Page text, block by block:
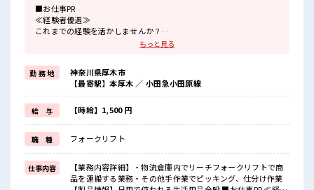
■お仕事PR
≪経験者優遇≫
これまでの経験を活かしませんか？
≪時間にメリハリを≫
残業はほとんどナシ！
場合によってはお願いすることもあります♪
≪髪色自由で自分らしく働く≫
明るすぎたり奇抜でなければ基本的に自由！
(規定有)≪自分に向いている仕事が探せる≫
困った事などがあれば、
担当がしっかりサポートします！
■職場の雰囲気
派手すぎなければ多少のヘアカラーもOKなのはウレシイPoint☆
仕事の合間の息抜きは休憩室で♪
もっと見る
勤 務 地
神奈川県厚木市
【最寄駅】本厚木 ／ 小田急小田原線
給 与 【時給】1,500 円
職 種 フォークリフト
仕事内容
【業務内容詳細】・物流倉庫内でリーチフォークリフトで商
品を運搬する業務・その他手作業でピッキング、仕分け作業